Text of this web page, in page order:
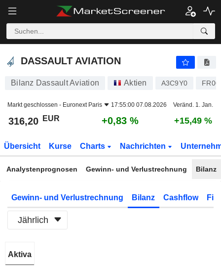
DASSAULT AVIATION
DASSAULT AVIATION
Bilanz Dassault Aviation Aktien A3C9Y0
Markt geschlossen - Euronext Paris 17:55:00 07.08.2026 Veränd. 1. Jan.
316,20 EUR +0,83 % +15,49 %
Übersicht Kurse Charts Nachrichten
Analystenprognosen Gewinn- und Verlustrechnung Bilanz
Gewinn- und Verlustrechnung Bilanz Cashflow
Jährlich
Geschäftsjahres:
Aktiva